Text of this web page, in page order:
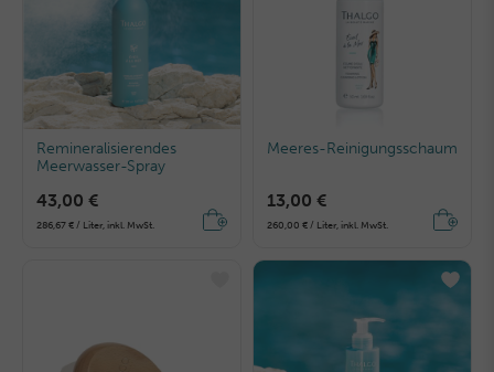
Remineralisierendes
Meerwasser-Spray
43,00 €
286,67 € / Liter, inkl. MwSt.
Meeres-Reinigungsschaum
13,00 €
260,00 € / Liter, inkl. MwSt.